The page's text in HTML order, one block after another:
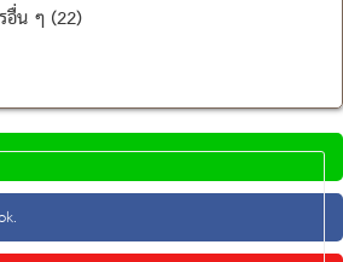
อื่น ๆ (22)